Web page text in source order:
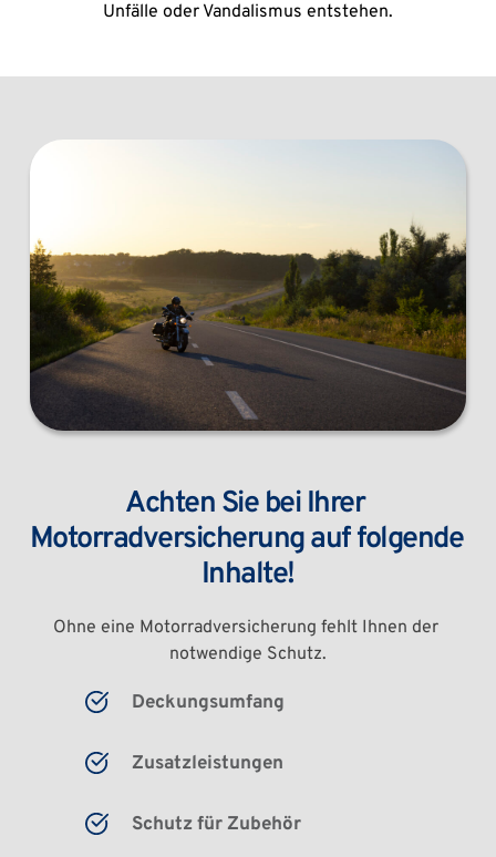
Unfälle oder Vandalismus entstehen.
Achten Sie bei Ihrer
Motorradversicherung auf folgende
Inhalte!
Ohne eine Motorradversicherung fehlt Ihnen der
notwendige Schutz.
Deckungsumfang
Zusatzleistungen
Schutz für Zubehör